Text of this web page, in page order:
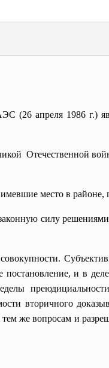
(26 апреля 1986 г.)
Отечественной
место в районе,
силу
и в
вторичного
же вопросам и